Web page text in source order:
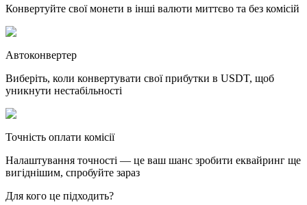
Конвертуйте свої монети в інші валюти миттєво та без комісій
Автоконвертер
Виберіть, коли конвертувати свої прибутки в USDT, щоб
уникнути нестабільності
Точність оплати комісії
Налаштування точності — це ваш шанс зробити еквайринг ще
вигіднішим, спробуйте зараз
Для кого це підходить?